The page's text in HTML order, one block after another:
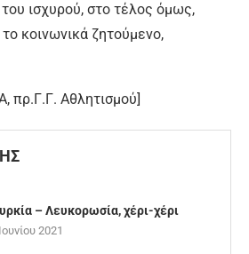
του ισχυρού, στο τέλος όμως,
κοινωνικά ζητούμενο,
πρ.Γ.Γ. Αθλητισμού]
– Λευκορωσία, χέρι-χέρι
2021